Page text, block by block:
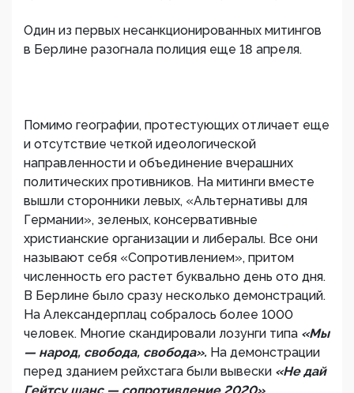
Один из первых несанкционированных митингов
в Берлине разогнала полиция еще 18 апреля.
Помимо географии, протестующих отличает еще
и отсутствие четкой идеологической
направленности и объединение вчерашних
политических противников. На митинги вместе
вышли сторонники левых, «Альтернативы для
Германии», зеленых, консервативные
христианские организации и либералы. Все они
называют себя «Сопротивлением», притом
численность его растет буквально день ото дня.
В Берлине было сразу несколько демонстраций.
На Александерплац собралось более 1000
человек. Многие скандировали лозунги типа «Мы
— народ, свобода, свобода». На демонстрации
перед зданием рейхстага были вывески «Не дай